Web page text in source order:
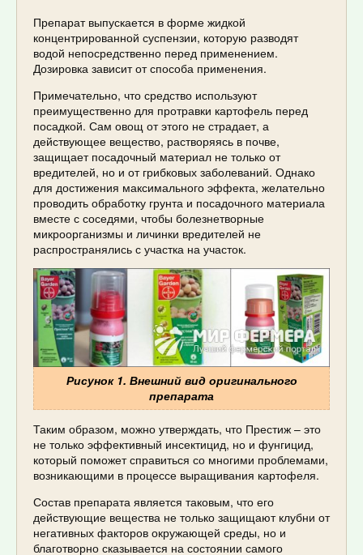
Препарат выпускается в форме жидкой
концентрированной суспензии, которую разводят
водой непосредственно перед применением.
Дозировка зависит от способа применения.
Примечательно, что средство используют
преимущественно для протравки картофель перед
посадкой. Сам овощ от этого не страдает, а
действующее вещество, растворяясь в почве,
защищает посадочный материал не только от
вредителей, но и от грибковых заболеваний. Однако
для достижения максимального эффекта, желательно
проводить обработку грунта и посадочного материала
вместе с соседями, чтобы болезнетворные
микроорганизмы и личинки вредителей не
распространялись с участка на участок.
Рисунок 1. Внешний вид оригинального
препарата
Таким образом, можно утверждать, что Престиж – это
не только эффективный инсектицид, но и фунгицид,
который поможет справиться со многими проблемами,
возникающими в процессе выращивания картофеля.
Состав препарата является таковым, что его
действующие вещества не только защищают клубни от
негативных факторов окружающей среды, но и
благотворно сказывается на состоянии самого